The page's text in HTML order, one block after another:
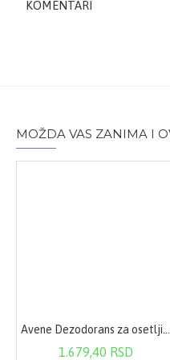
KOMENTARI
MOŽDA VAS ZANIMA I
1.679,40 RSD